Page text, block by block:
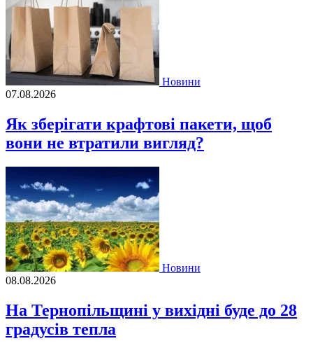
Новини
07.08.2026
Як зберігати крафтові пакети, щоб
вони не втратили вигляд?
Новини
08.08.2026
На Тернопільщині у вихідні буде до 28
градусів тепла